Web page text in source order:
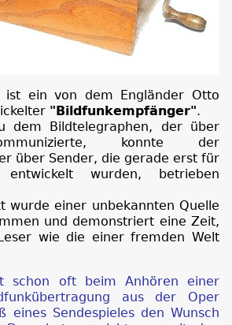
ein von dem Engländer Otto
"Bildfunkempfänger".
dem Bildtelegraphen, der über
konnte der
über Sender, die gerade erst für
wurden, betrieben
wurde einer unbekannten Quelle
und demonstriert eine Zeit,
wie die einer fremden Welt
schon oft beim Anhören einer
aus der Oper
eines Sendespieles den Wunsch